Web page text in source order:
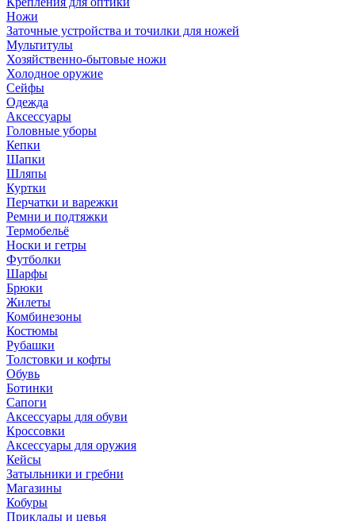
Ножи
Заточные устройства и точилки для ножей
Мультитулы
Хозяйственно-бытовые ножи
Холодное оружие
Сейфы
Одежда
Аксессуары
Головные уборы
Кепки
Шапки
Шляпы
Куртки
Перчатки и варежки
Ремни и подтяжки
Термобельё
Носки и гетры
Футболки
Шарфы
Брюки
Жилеты
Комбинезоны
Костюмы
Рубашки
Толстовки и кофты
Обувь
Ботинки
Сапоги
Аксессуары для обуви
Кроссовки
Аксессуары для оружия
Кейсы
Затыльники и гребни
Магазины
Кобуры
Приклады и цевья